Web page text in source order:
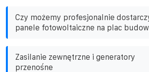
Czy możemy profesjonalnie
panele fotowoltaiczne na plac
Zasilanie zewnętrzne i generatory
przenośne